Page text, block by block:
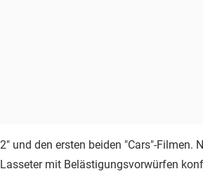
2" und den ersten beiden "Cars"-Filmen.
Lasseter mit Belästigungsvorwürfen